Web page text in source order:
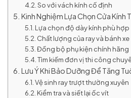
So với vách kính cố định
Kinh Nghiệm Lựa Chọn Cửa Kính
Lựa chọn độ dày kính phù hợp
Chất lượng của ray và bánh xe
Đồng bộ phụ kiện chính hãng
Tìm kiếm đơn vị thi công
Lưu Ý Khi Bảo Dưỡng Để Tăng
Vệ sinh ray trượt thường xuyên
Kiểm tra và siết lại ốc vít